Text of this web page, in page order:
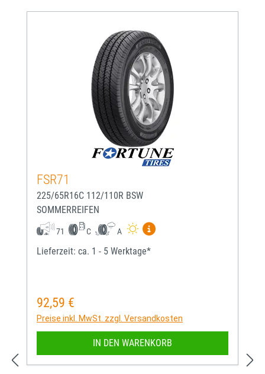
FSR71
225/65R16C 112/110R BSW
SOMMERREIFEN
71 C A
Mehr Informationen zum
Lieferzeit: ca. 1 - 5 Werktage*
Regulärer Preis:
92,59 €
Preise inkl. MwSt. zzgl. Versandkosten
IN DEN WARENKORB